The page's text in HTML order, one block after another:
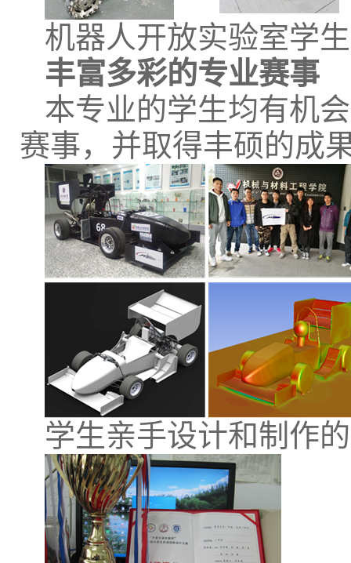
机器人开放实验室学
丰富多彩的专业赛事
本专业的学生均有机
赛事，并取得丰硕的成
学生亲手设计和制作